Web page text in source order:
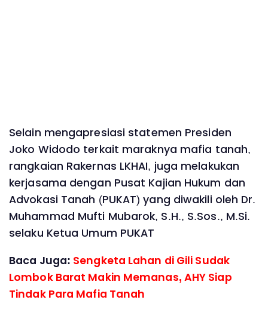
Selain mengapresiasi statemen Presiden
Joko Widodo terkait maraknya mafia tanah,
rangkaian Rakernas LKHAI, juga melakukan
kerjasama dengan Pusat Kajian Hukum dan
Advokasi Tanah (PUKAT) yang diwakili oleh Dr.
Muhammad Mufti Mubarok, S.H., S.Sos., M.Si.
selaku Ketua Umum PUKAT
Baca Juga: Sengketa Lahan di Gili Sudak
Lombok Barat Makin Memanas, AHY Siap
Tindak Para Mafia Tanah